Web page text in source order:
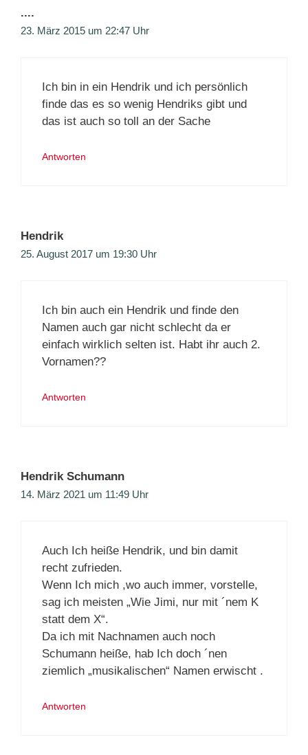
....
23. März 2015 um 22:47 Uhr
Ich bin in ein Hendrik und ich persönlich
finde das es so wenig Hendriks gibt und
das ist auch so toll an der Sache
Antworten
Hendrik
25. August 2017 um 19:30 Uhr
Ich bin auch ein Hendrik und finde den
Namen auch gar nicht schlecht da er
einfach wirklich selten ist. Habt ihr auch 2.
Vornamen??
Antworten
Hendrik Schumann
14. März 2021 um 11:49 Uhr
Auch Ich heiße Hendrik, und bin damit
recht zufrieden.
Wenn Ich mich ,wo auch immer, vorstelle,
sag ich meisten „Wie Jimi, nur mit ´nem K
statt dem X“.
Da ich mit Nachnamen auch noch
Schumann heiße, hab Ich doch ´nen
ziemlich „musikalischen“ Namen erwischt .
Antworten